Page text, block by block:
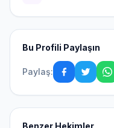
Bu Profili Paylaşın
Paylaş:
Benzer Hekimler